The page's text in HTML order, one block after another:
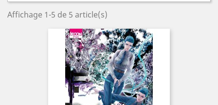
Affichage 1-5 de 5 article(s)